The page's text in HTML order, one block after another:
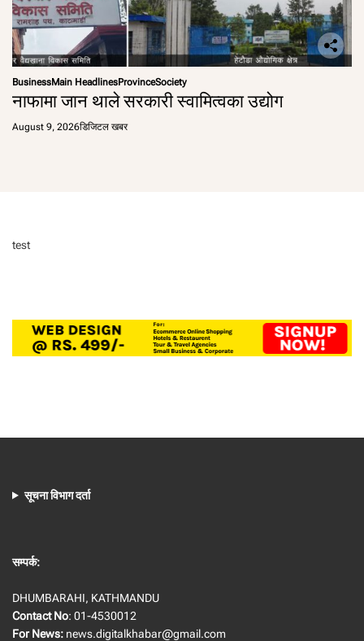
BusinessMain HeadlinesProvinceSociety
नाफामा जान थाले सरकारी स्वामित्वका उद्योग
August 9, 2026डिजिटल खबर
test
सूचना विभाग दर्ता
सम्पर्क:
DHUMBARAHI, KATHMANDU
Contact No: 01-4530012
For News: news.digitalkhabar@gmail.com